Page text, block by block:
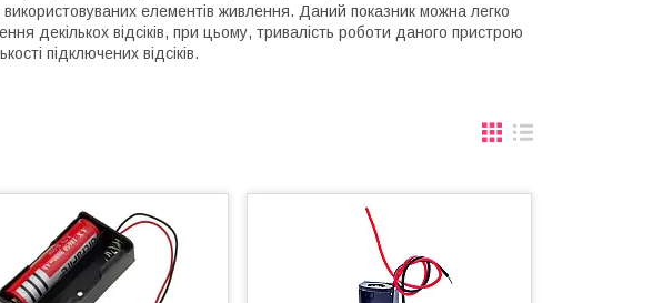
використовуваних елементів живлення. Даний показник можна легко
декількох відсіків, при цьому, тривалість роботи даного пристрою
підключених відсіків.